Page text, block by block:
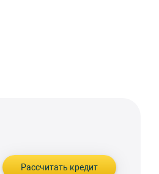
Рассчитать кредит